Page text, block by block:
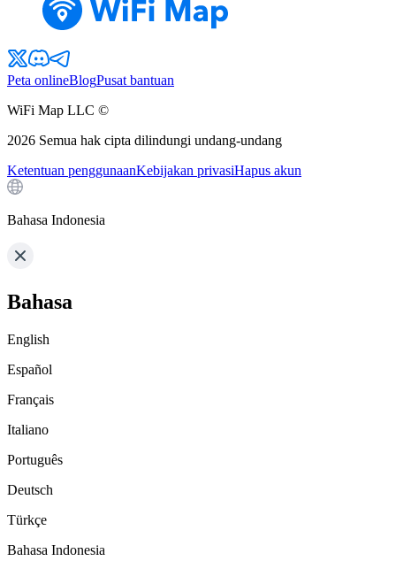
Peta onlineBlogPusat bantuan
WiFi Map LLC ©
2026 Semua hak cipta dilindungi undang-undang
Ketentuan penggunaanKebijakan privasiHapus akun
Bahasa Indonesia
Bahasa
English
Español
Français
Italiano
Português
Deutsch
Türkçe
Bahasa Indonesia